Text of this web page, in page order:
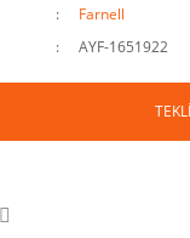
Farnell
AYF-1651922